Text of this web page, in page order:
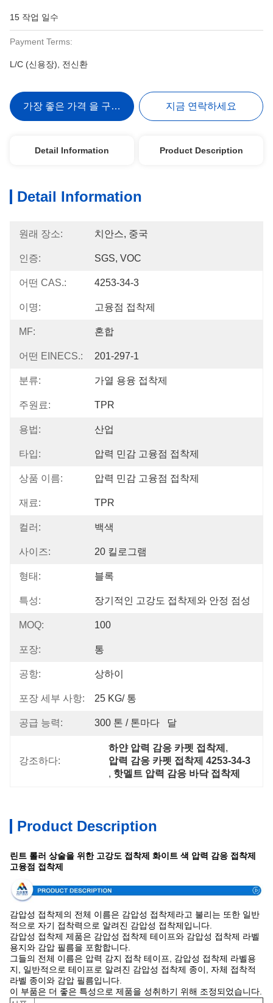
15 작업 일수
Payment Terms:
L/C (신용장), 전신환
가장 좋은 가격 을 구하라 지금 연락하세요
Detail Information Product Description
Detail Information
원래 장소: 치안스, 중국
인증: SGS, VOC
어떤 CAS.: 4253-34-3
이명: 고융점 접착제
MF: 혼합
어떤 EINECS.: 201-297-1
분류: 가열 용융 접착제
주원료: TPR
용법: 산업
타입: 압력 민감 고융점 접착제
상품 이름: 압력 민감 고융점 접착제
재료: TPR
컬러: 백색
사이즈: 20 킬로그램
형태: 블록
특성: 장기적인 고강도 접착제와 안정 점성
MOQ: 100
포장: 통
공항: 상하이
포장 세부 사항: 25 KG/ 통
공급 능력: 300 톤 / 톤마다   달
강조하다:
하얀 압력 감응 카펫 접착제 ,
압력 감응 카펫 접착제 4253-34-3
, 핫멜트 압력 감응 바닥 접착제
Product Description
린트 롤러 상술을 위한 고강도 접착제 화이트 색 압력 감응 접착제
고융점 접착제
감압성 접착제의 전체 이름은 감압성 접착제라고 불리는 또한 일반
적으로 자기 접착력으로 알려진 감압성 접착제입니다.
감압성 접착제 제품은 감압성 접착제 테이프와 감압성 접착제 라벨
용지와 감압 필름을 포함합니다.
그들의 전체 이름은 압력 감지 접착 테이프, 감압성 접착제 라벨용
지, 일반적으로 테이프로 알려진 감압성 접착제 종이, 자체 접착적
라벨 종이와 감압 필름입니다.
이 부품은 더 좋은 특성으로 제품을 성취하기 위해 조정되었습니다.